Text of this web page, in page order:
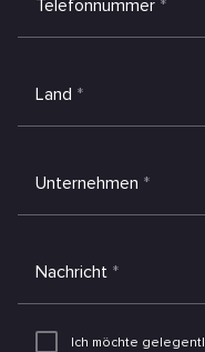
Telefonnummer *
Land *
Unternehmen *
Nachricht *
Ich möchte